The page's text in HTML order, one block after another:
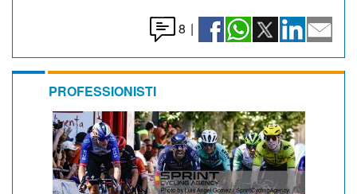
8 |
PROFESSIONISTI